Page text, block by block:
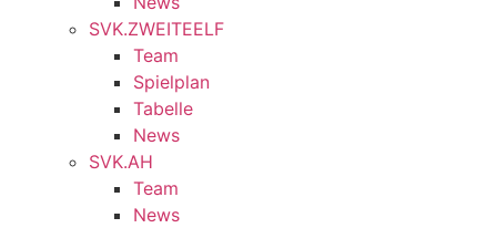
SVK.ZWEITEELF
Team
Spielplan
Tabelle
News
SVK.AH
Team
News